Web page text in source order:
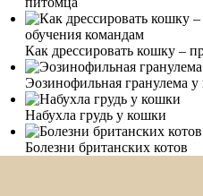
Как дрессировать кошку –
Эозинофильная гранулема у
Набухла грудь у кошки
Болезни британских котов